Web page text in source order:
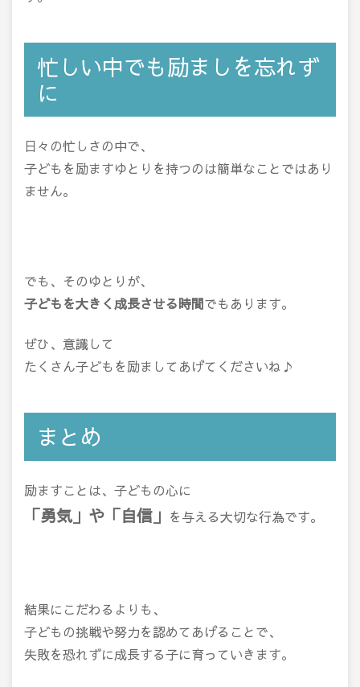
忙しい中でも励ましを忘れず
に
日々の忙しさの中で、
子どもを励ますゆとりを持つのは簡単なことではあり
ません。
でも、そのゆとりが、
子どもを大きく成長させる時間でもあります。
ぜひ、意識して
たくさん子どもを励ましてあげてくださいね♪
まとめ
励ますことは、子どもの心に
「勇気」や「自信」 を与える大切な行為です。
結果にこだわるよりも、
子どもの挑戦や努力を認めてあげることで、
失敗を恐れずに成長する子に育っていきます。